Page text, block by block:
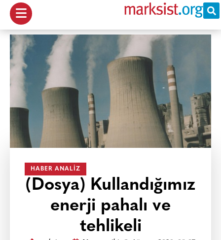
HABER ANALIZ
(Dosya) Kullandığımız
enerji pahalı ve
tehlikeli